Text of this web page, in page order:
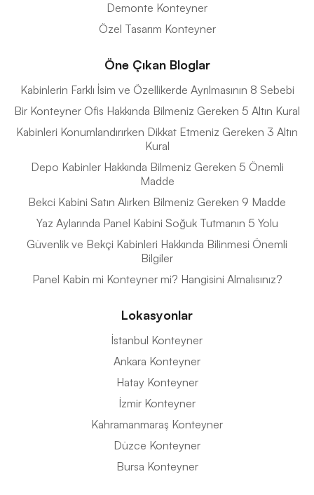
Demonte Konteyner
Özel Tasarım Konteyner
Öne Çıkan Bloglar
Kabinlerin Farklı İsim ve Özellikerde Ayrılmasının 8 Sebebi
Bir Konteyner Ofis Hakkında Bilmeniz Gereken 5 Altın Kural
Kabinleri Konumlandırırken Dikkat Etmeniz Gereken 3 Altın
Kural
Depo Kabinler Hakkında Bilmeniz Gereken 5 Önemli
Madde
Bekci Kabini Satın Alırken Bilmeniz Gereken 9 Madde
Yaz Aylarında Panel Kabini Soğuk Tutmanın 5 Yolu
Güvenlik ve Bekçi Kabinleri Hakkında Bilinmesi Önemli
Bilgiler
Panel Kabin mi Konteyner mi? Hangisini Almalısınız?
Lokasyonlar
İstanbul Konteyner
Ankara Konteyner
Hatay Konteyner
İzmir Konteyner
Kahramanmaraş Konteyner
Düzce Konteyner
Bursa Konteyner